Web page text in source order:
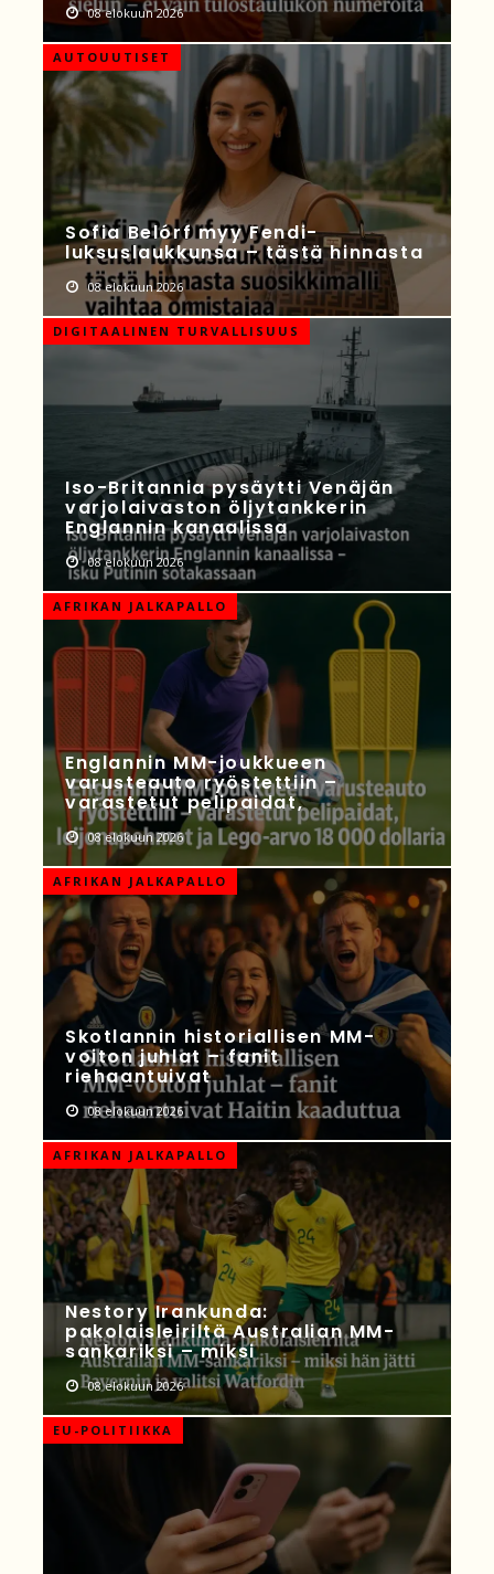
08 elokuun 2026
AUTOUUTISET
Sofia Belórf myy Fendi-
luksuslaukkunsa – tästä hinnasta
08 elokuun 2026
DIGITAALINEN TURVALLISUUS
Iso-Britannia pysäytti Venäjän
varjolaivaston öljytankkerin
Englannin kanaalissa
08 elokuun 2026
AFRIKAN JALKAPALLO
Englannin MM-joukkueen
varusteauto ryöstettiin –
varastetut pelipaidat,
08 elokuun 2026
AFRIKAN JALKAPALLO
Skotlannin historiallisen MM-
voiton juhlat – fanit
riehaantuivat
08 elokuun 2026
AFRIKAN JALKAPALLO
Nestory Irankunda:
pakolaisleiriltä Australian MM-
sankariksi – miksi
08 elokuun 2026
EU-POLITIIKKA